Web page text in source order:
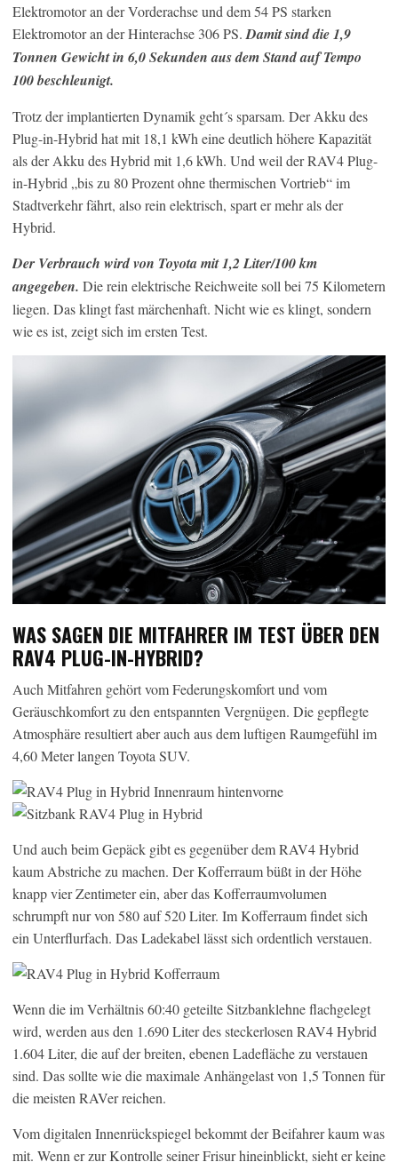
Elektromotor an der Vorderachse und dem 54 PS starken
Elektromotor an der Hinterachse 306 PS. Damit sind die 1,9
Tonnen Gewicht in 6,0 Sekunden aus dem Stand auf Tempo
100 beschleunigt.
Trotz der implantierten Dynamik geht´s sparsam. Der Akku des
Plug-in-Hybrid hat mit 18,1 kWh eine deutlich höhere Kapazität
als der Akku des Hybrid mit 1,6 kWh. Und weil der RAV4 Plug-
in-Hybrid „bis zu 80 Prozent ohne thermischen Vortrieb“ im
Stadtverkehr fährt, also rein elektrisch, spart er mehr als der
Hybrid.
Der Verbrauch wird von Toyota mit 1,2 Liter/100 km
angegeben. Die rein elektrische Reichweite soll bei 75 Kilometern
liegen. Das klingt fast märchenhaft. Nicht wie es klingt, sondern
wie es ist, zeigt sich im ersten Test.
WAS SAGEN DIE MITFAHRER IM TEST ÜBER DEN
RAV4 PLUG-IN-HYBRID?
Auch Mitfahren gehört vom Federungskomfort und vom
Geräuschkomfort zu den entspannten Vergnügen. Die gepflegte
Atmosphäre resultiert aber auch aus dem luftigen Raumgefühl im
4,60 Meter langen Toyota SUV.
Und auch beim Gepäck gibt es gegenüber dem RAV4 Hybrid
kaum Abstriche zu machen. Der Kofferraum büßt in der Höhe
knapp vier Zentimeter ein, aber das Kofferraumvolumen
schrumpft nur von 580 auf 520 Liter. Im Kofferraum findet sich
ein Unterflurfach. Das Ladekabel lässt sich ordentlich verstauen.
Wenn die im Verhältnis 60:40 geteilte Sitzbanklehne flachgelegt
wird, werden aus den 1.690 Liter des steckerlosen RAV4 Hybrid
1.604 Liter, die auf der breiten, ebenen Ladefläche zu verstauen
sind. Das sollte wie die maximale Anhängelast von 1,5 Tonnen für
die meisten RAVer reichen.
Vom digitalen Innenrückspiegel bekommt der Beifahrer kaum was
mit. Wenn er zur Kontrolle seiner Frisur hineinblickt, sieht er keine